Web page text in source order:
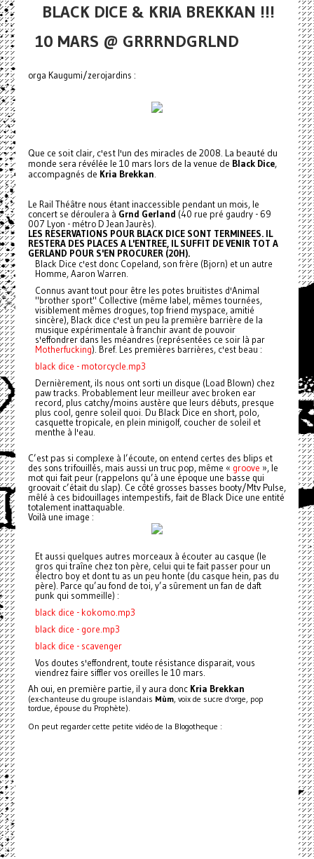
BLACK DICE & KRIA BREKKAN !!!
10 MARS @ GRRRNDGRLND
orga Kaugumi/zerojardins :
Que ce soit clair, c'est l'un des miracles de 2008. La beauté du
monde sera révélée le 10 mars lors de la venue de Black Dice,
accompagnés de Kria Brekkan.
Le Rail Théâtre nous étant inaccessible pendant un mois, le
concert se déroulera à Grnd Gerland (40 rue pré gaudry - 69
007 Lyon - métro D Jean Jaurès).
LES RESERVATIONS POUR BLACK DICE SONT TERMINEES. IL
RESTERA DES PLACES A L'ENTREE, IL SUFFIT DE VENIR TOT A
GERLAND POUR S'EN PROCURER (20H).
Black Dice c'est donc Copeland, son frère (Bjorn) et un autre
Homme, Aaron Warren.
Connus avant tout pour être les potes bruitistes d'Animal
"brother sport" Collective (même label, mêmes tournées,
visiblement mêmes drogues, top friend myspace, amitié
sincère), Black dice c'est un peu la première barrière de la
musique expérimentale à franchir avant de pouvoir
s'effondrer dans les méandres (représentées ce soir là par
Motherfucking). Bref. Les premières barrières, c'est beau :
black dice - motorcycle.mp3
Dernièrement, ils nous ont sorti un disque (Load Blown) chez
paw tracks. Probablement leur meilleur avec broken ear
record, plus catchy/moins austère que leurs débuts, presque
plus cool, genre soleil quoi. Du Black Dice en short, polo,
casquette tropicale, en plein minigolf, coucher de soleil et
menthe à l'eau.
C’est pas si complexe à l’écoute, on entend certes des blips et
des sons trifouillés, mais aussi un truc pop, même « groove », le
mot qui fait peur (rappelons qu’à une époque une basse qui
groovait c’était du slap). Ce côté grosses basses booty/Mtv Pulse,
mêlé à ces bidouillages intempestifs, fait de Black Dice une entité
totalement inattaquable.
Voilà une image :
Et aussi quelques autres morceaux à écouter au casque (le
gros qui traîne chez ton père, celui qui te fait passer pour un
électro boy et dont tu as un peu honte (du casque hein, pas du
père). Parce qu’au fond de toi, y’a sûrement un fan de daft
punk qui sommeille) :
black dice - kokomo.mp3
black dice - gore.mp3
black dice - scavenger
Vos doutes s'effondrent, toute résistance disparait, vous
viendrez faire siffler vos oreilles le 10 mars.
Ah oui, en première partie, il y aura donc Kria Brekkan
(ex-chanteuse du groupe islandais Mùm, voix de sucre d'orge, pop
tordue, épouse du Prophète).
On peut regarder cette petite vidéo de la Blogotheque :